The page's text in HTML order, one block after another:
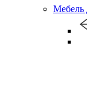
Мебель